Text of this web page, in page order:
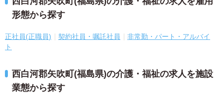
形態から探す
正社員(正職員) 契約社員・嘱託社員
非常勤・パート・アルバイ
ト
西白河郡矢吹町(福島県)の介護・福祉の求人を施設
業態から探す